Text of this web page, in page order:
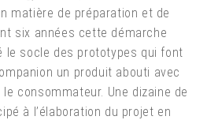
matière de préparation et de
six années cette démarche
le socle des prototypes qui font
un produit abouti avec
consommateur. Une dizaine de
à l’élaboration du projet en